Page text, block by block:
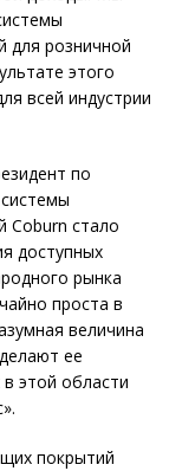
для розничной
этого
всей индустрии
по
Coburn стало
доступных
рынка
проста в
величина
ее
этой области
покрытий